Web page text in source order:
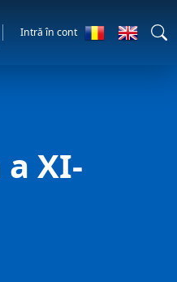
Intră în cont
XI-